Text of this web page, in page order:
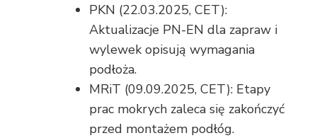
PKN (22.03.2025, CET):
Aktualizacje PN-EN dla zapraw i
wylewek opisują wymagania
podłoża.
MRiT (09.09.2025, CET): Etapy
prac mokrych zaleca się zakończyć
przed montażem podłóg.